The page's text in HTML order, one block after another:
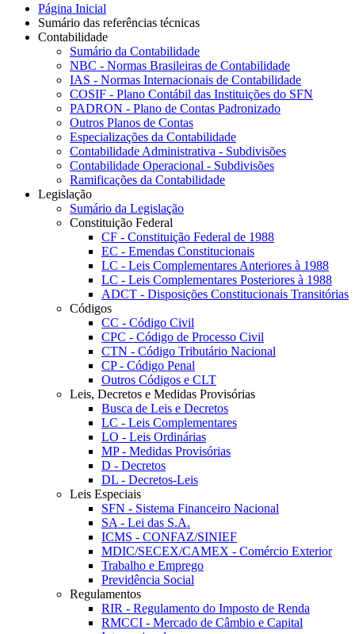
Página Inicial
Sumário das referências técnicas
Contabilidade
Sumário da Contabilidade
NBC - Normas Brasileiras de Contabilidade
IAS - Normas Internacionais de Contabilidade
COSIF - Plano Contábil das Instituições do SFN
PADRON - Plano de Contas Padronizado
Outros Planos de Contas
Especializações da Contabilidade
Contabilidade Administrativa - Subdivisões
Contabilidade Operacional - Subdivisões
Ramificações da Contabilidade
Legislação
Sumário da Legislação
Constituição Federal
CF - Constituição Federal de 1988
EC - Emendas Constitucionais
LC - Leis Complementares Anteriores à 1988
LC - Leis Complementares Posteriores à 1988
ADCT - Disposições Constitucionais Transitórias
Códigos
CC - Código Civil
CPC - Código de Processo Civil
CTN - Código Tributário Nacional
CP - Código Penal
Outros Códigos e CLT
Leis, Decretos e Medidas Provisórias
Busca de Leis e Decretos
LC - Leis Complementares
LO - Leis Ordinárias
MP - Medidas Provisórias
D - Decretos
DL - Decretos-Leis
Leis Especiais
SFN - Sistema Financeiro Nacional
SA - Lei das S.A.
ICMS - CONFAZ/SINIEF
MDIC/SECEX/CAMEX - Comércio Exterior
Trabalho e Emprego
Previdência Social
Regulamentos
RIR - Regulamento do Imposto de Renda
RMCCI - Mercado de Câmbio e Capital